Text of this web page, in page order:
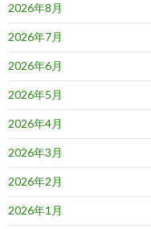
2026年8月
2026年7月
2026年6月
2026年5月
2026年4月
2026年3月
2026年2月
2026年1月